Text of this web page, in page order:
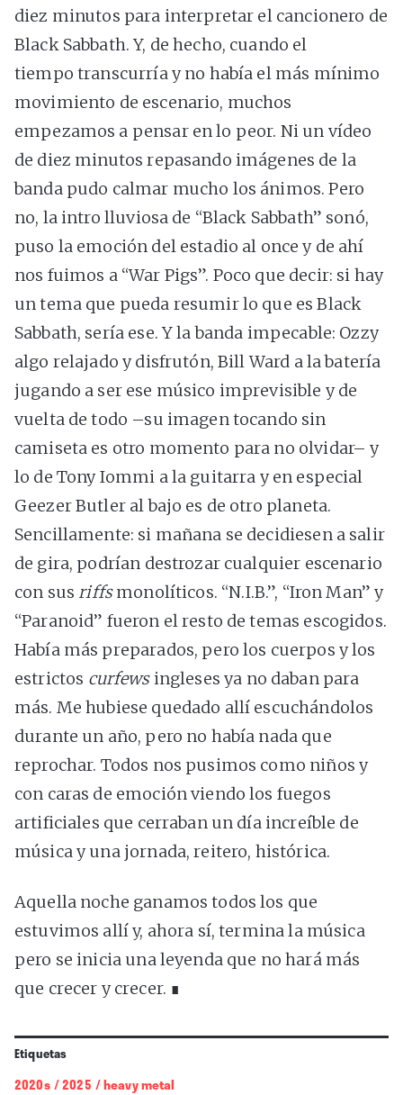
diez minutos para interpretar el cancionero de
Black Sabbath. Y, de hecho, cuando el
tiempo transcurría y no había el más mínimo
movimiento de escenario, muchos
empezamos a pensar en lo peor. Ni un vídeo
de diez minutos repasando imágenes de la
banda pudo calmar mucho los ánimos. Pero
no, la intro lluviosa de “Black Sabbath” sonó,
puso la emoción del estadio al once y de ahí
nos fuimos a “War Pigs”. Poco que decir: si hay
un tema que pueda resumir lo que es Black
Sabbath, sería ese. Y la banda impecable: Ozzy
algo relajado y disfrutón, Bill Ward a la batería
jugando a ser ese músico imprevisible y de
vuelta de todo –su imagen tocando sin
camiseta es otro momento para no olvidar– y
lo de Tony Iommi a la guitarra y en especial
Geezer Butler al bajo es de otro planeta.
Sencillamente: si mañana se decidiesen a salir
de gira, podrían destrozar cualquier escenario
con susriffsmonolíticos. “N.I.B.”, “Iron Man” y
“Paranoid” fueron el resto de temas escogidos.
Había más preparados, pero los cuerpos y los
estrictos curfewsingleses ya no daban para
más. Me hubiese quedado allí escuchándolos
durante un año, pero no había nada que
reprochar. Todos nos pusimos como niños y
con caras de emoción viendo los fuegos
artificiales que cerraban un día increíble de
música y una jornada, reitero, histórica.
Aquella noche ganamos todos los que
estuvimos allí y, ahora sí, termina la música
pero se inicia una leyenda que no hará más
que crecer y crecer. ∎
Etiquetas
2020s /2025 /heavy metal